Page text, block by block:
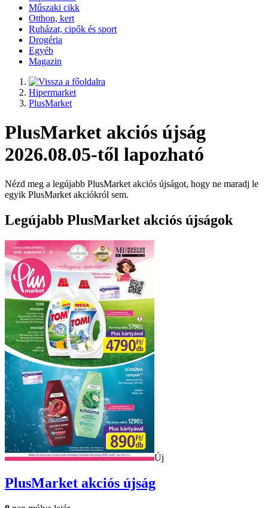
Műszaki cikk
Otthon, kert
Ruházat, cipők és sport
Drogéria
Egyéb
Magazin
Hipermarket
PlusMarket
PlusMarket akciós újság
2026.08.05-től lapozható
Nézd meg a legújabb PlusMarket akciós újságot, hogy ne maradj le
egyik PlusMarket akciókról sem.
Legújabb PlusMarket akciós újságok
Új
PlusMarket akciós újság